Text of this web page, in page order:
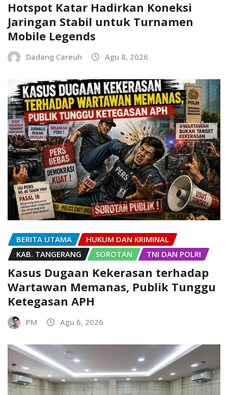
Hotspot Katar Hadirkan Koneksi
Jaringan Stabil untuk Turnamen
Mobile Legends
Dadang Careuh Agu 8, 2026
BERITA UTAMA
HUKUM DAN KRIMINAL
KAB. TANGERANG
SOROTAN TNI DAN POLRI
Kasus Dugaan Kekerasan terhadap
Wartawan Memanas, Publik Tunggu
Ketegasan APH
PM Agu 6, 2026